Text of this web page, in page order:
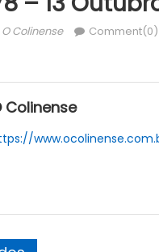
Author
O Colinense Comment(0)
Colinense